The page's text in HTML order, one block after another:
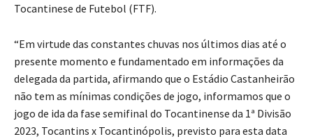
Tocantinese de Futebol (FTF).
“Em virtude das constantes chuvas nos últimos dias até o
presente momento e fundamentado em informações da
delegada da partida, afirmando que o Estádio Castanheirão
não tem as mínimas condições de jogo, informamos que o
jogo de ida da fase semifinal do Tocantinense da 1ª Divisão
2023, Tocantins x Tocantinópolis, previsto para esta data